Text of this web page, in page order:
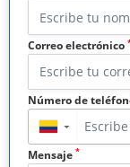
Correo electrónico
Número de
▼
Mensaje *